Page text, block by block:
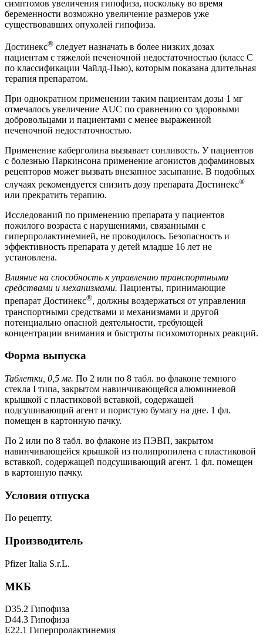
симптомов увеличения гипофиза, поскольку во время
беременности возможно увеличение размеров уже
существовавших опухолей гипофиза.
Достинекс® следует назначать в более низких дозах
пациентам с тяжелой печеночной недостаточностью (класс С
по классификации Чайлд-Пью), которым показана длительная
терапия препаратом.
При однократном применении таким пациентам дозы 1 мг
отмечалось увеличение AUC по сравнению со здоровыми
добровольцами и пациентами с менее выраженной
печеночной недостаточностью.
Применение каберголина вызывает сонливость. У пациентов
с болезнью Паркинсона применение агонистов дофаминовых
рецепторов может вызвать внезапное засыпание. В подобных
случаях рекомендуется снизить дозу препарата Достинекс®
или прекратить терапию.
Исследований по применению препарата у пациентов
пожилого возраста с нарушениями, связанными с
гиперпролактинемией, не проводилось. Безопасность и
эффективность препарата у детей младше 16 лет не
установлена.
Влияние на способность к управлению транспортными
средствами и механизмами. Пациенты, принимающие
препарат Достинекс®, должны воздержаться от управления
транспортными средствами и механизмами и другой
потенциально опасной деятельности, требующей
концентрации внимания и быстроты психомоторных реакций.
Форма выпуска
Таблетки, 0,5 мг. По 2 или по 8 табл. во флаконе темного
стекла I типа, закрытом навинчивающейся алюминиевой
крышкой с пластиковой вставкой, содержащей
подсушивающий агент и пористую бумагу на дне. 1 фл.
помещен в картонную пачку.
По 2 или по 8 табл. во флаконе из ПЭВП, закрытом
навинчивающейся крышкой из полипропилена с пластиковой
вставкой, содержащей подсушивающий агент. 1 фл. помещен
в картонную пачку.
Условия отпуска
По рецепту.
Производитель
Pfizer Italia S.r.L.
МКБ
D35.2 Гипофиза
D44.3 Гипофиза
E22.1 Гиперпролактинемия